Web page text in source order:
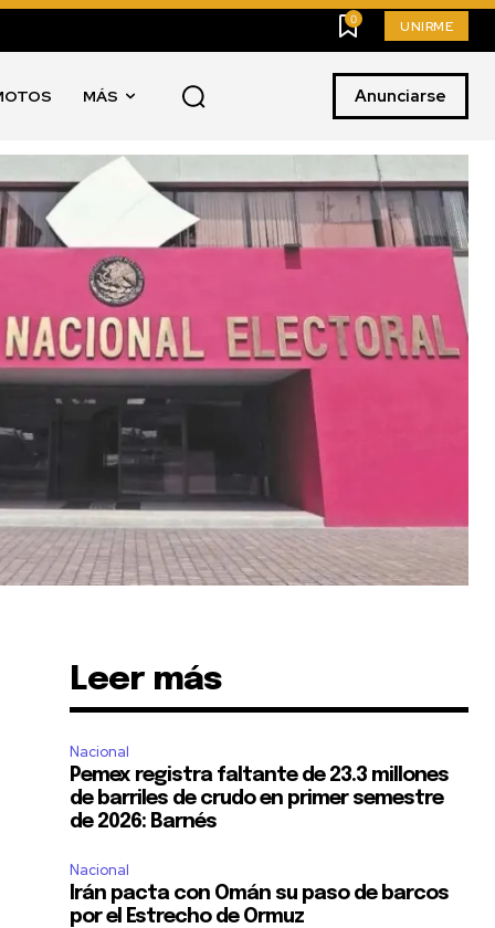
0 UNIRME
MÁS Anunciarse
Leer más
Nacional
Pemex registra faltante de 23.3 millones
de barriles de crudo en primer semestre
de 2026: Barnés
Nacional
Irán pacta con Omán su paso de barcos
por el Estrecho de Ormuz